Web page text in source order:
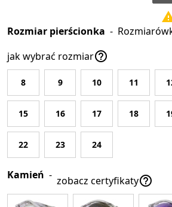
Rozmiar pierścionka -
jak wybrać rozmiar
8 9 10 11
15 16 17 18
22 23 24
Kamień - zobacz certyfikaty